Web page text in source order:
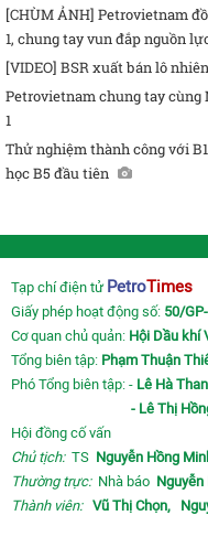
[CHÙM ẢNH] Petrovietnam
1, chung tay vun đắp nguồn
[VIDEO] BSR xuất bán lô
Petrovietnam chung tay cùng
1
Thử nghiệm thành công với
học B5 đầu tiên
Tạp chí điện tử PetroTimes
Giấy phép hoạt động số: 50/
Cơ quan chủ quản: Hội Dầu khí
Tổng biên tập: Phạm Thuận
Phó Tổng biên tập: - Lê Hà
- Lê Thị
Hội đồng cố vấn
Chủ tịch:TS Nguyễn Hồng
Thường trực: Nhà báo Nguyễn
Thành viên: Vũ Thị Chọn,